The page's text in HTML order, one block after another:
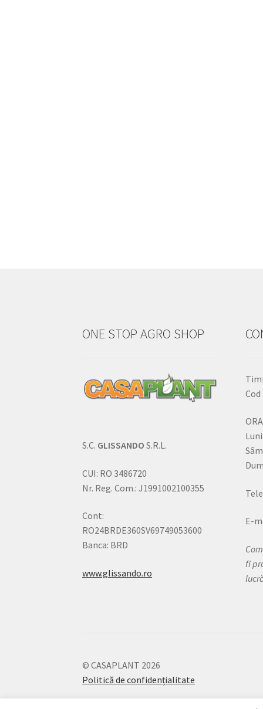
ONE STOP AGRO SHOP
S.C. GLISSANDO S.R.L.
CUI: RO 3486720
Nr. Reg. Com.: J1991002100355
Cont:
RO24BRDE360SV69749053600
Banca: BRD
www.glissando.ro
E-
fi
© CASAPLANT 2026
Politică de confidențialitate